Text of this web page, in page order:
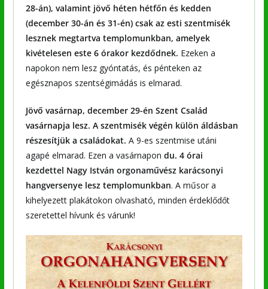
28-án), valamint jövő héten hétfőn és kedden
(december 30-án és 31-én) csak az esti szentmisék
lesznek megtartva templomunkban, amelyek
kivételesen este 6 órakor kezdődnek. Ezeken a
napokon nem lesz gyóntatás, és pénteken az
egésznapos szentségimádás is elmarad.
Jövő vasárnap, december 29-én Szent Család
vasárnapja lesz. A szentmisék végén külön áldásban
részesítjük a családokat. A 9-es szentmise utáni
agapé elmarad. Ezen a vasárnapon du. 4 órai
kezdettel Nagy István orgonaművész karácsonyi
hangversenye lesz templomunkban. A műsor a
kihelyezett plakátokon olvasható, minden érdeklődőt
szeretettel hívunk és várunk!